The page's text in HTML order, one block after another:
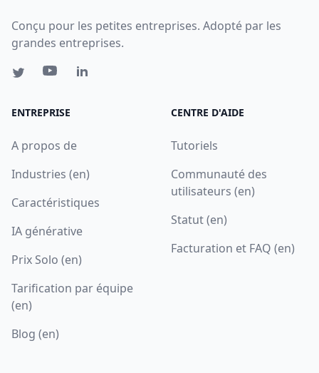
Conçu pour les petites entreprises. Adopté par les
grandes entreprises.
ENTREPRISE
A propos de
Industries (en)
Caractéristiques
IA générative
Prix Solo (en)
Tarification par équipe
(en)
Blog (en)
CENTRE D'AIDE
Tutoriels
Communauté des
utilisateurs (en)
Statut (en)
Facturation et FAQ (en)